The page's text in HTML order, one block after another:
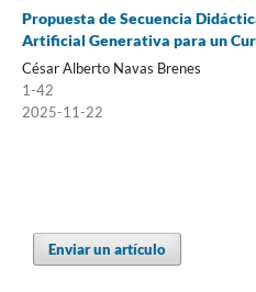
Propuesta de Secuencia
Artificial Generativa para un
César Alberto Navas Brenes
1-42
2025-11-22
Enviar un artículo